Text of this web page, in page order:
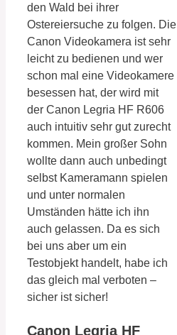
den Wald bei ihrer
Ostereiersuche zu folgen. Die
Canon Videokamera ist sehr
leicht zu bedienen und wer
schon mal eine Videokamere
besessen hat, der wird mit
der Canon Legria HF R606
auch intuitiv sehr gut zurecht
kommen. Mein großer Sohn
wollte dann auch unbedingt
selbst Kameramann spielen
und unter normalen
Umständen hätte ich ihn
auch gelassen. Da es sich
bei uns aber um ein
Testobjekt handelt, habe ich
das gleich mal verboten –
sicher ist sicher!
Canon Legria HF